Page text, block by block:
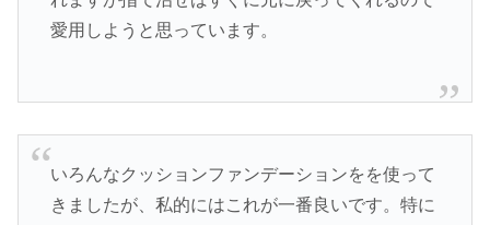
愛用しようと思っています。
いろんなクッションファンデーションをを使って
きましたが、私的にはこれが一番良いです。特に